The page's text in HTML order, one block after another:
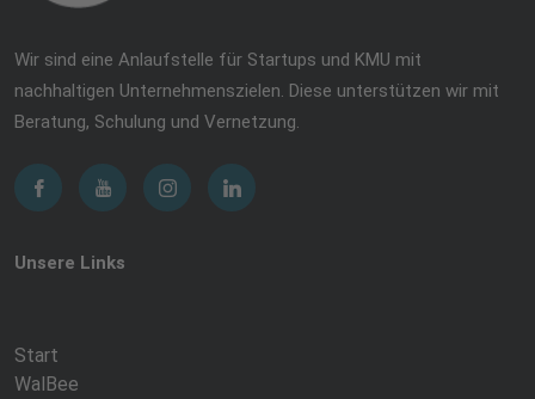
Wir sind eine Anlaufstelle für Startups und KMU mit
nachhaltigen Unternehmenszielen. Diese unterstützen wir mit
Beratung, Schulung und Vernetzung.
Unsere Links
Start
WalBee